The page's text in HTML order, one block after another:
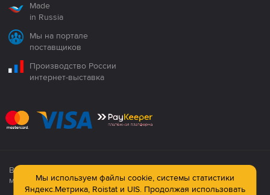
Made
in Russia
Мы на портале
поставщиков
Производство России
интернет-выставка
Все продукция сертифицирована. Использование
материалов сайта строго запрещено!
Мы используем файлы cookie, системы статистики
Яндекс.Метрика, Roistat и UIS. Продолжая использовать